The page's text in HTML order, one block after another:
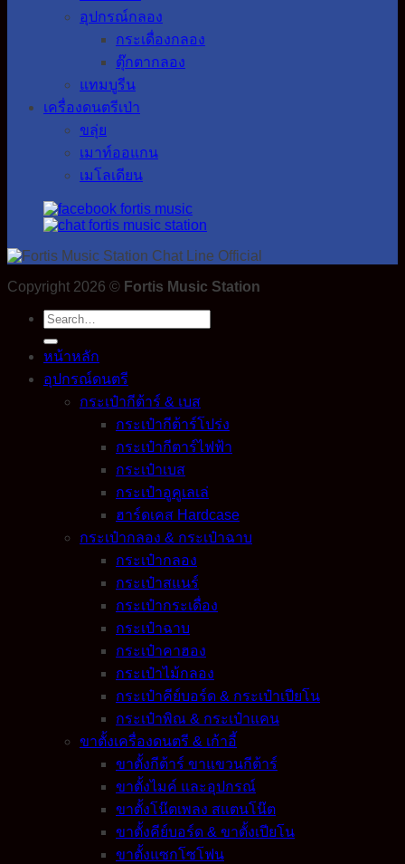
อุปกรณ์กลอง
กระเดื่องกลอง
ตุ๊กตากลอง
แทมบูรีน
เครื่องดนตรีเป่า
ขลุ่ย
เมาท์ออแกน
เมโลเดียน
Copyright 2026 © Fortis Music Station
Search
for:
หน้าหลัก
อุปกรณ์ดนตรี
กระเป๋ากีต้าร์ & เบส
กระเป๋ากีต้าร์โปร่ง
กระเป๋ากีตาร์ไฟฟ้า
กระเป๋าเบส
กระเป๋าอูคูเลเล่
ฮาร์ดเคส Hardcase
กระเป๋ากลอง & กระเป๋าฉาบ
กระเป๋ากลอง
กระเป๋าสแนร์
กระเป๋ากระเดื่อง
กระเป๋าฉาบ
กระเป๋าคาฮอง
กระเป๋าไม้กลอง
กระเป๋าคีย์บอร์ด & กระเป๋าเปียโน
กระเป๋าพิณ & กระเป๋าแคน
ขาตั้งเครื่องดนตรี & เก้าอี้
ขาตั้งกีต้าร์ ขาแขวนกีต้าร์
ขาตั้งไมค์ และอุปกรณ์
ขาตั้งโน๊ตเพลง สแตนโน๊ต
ขาตั้งคีย์บอร์ด & ขาตั้งเปียโน
ขาตั้งแซกโซโฟน